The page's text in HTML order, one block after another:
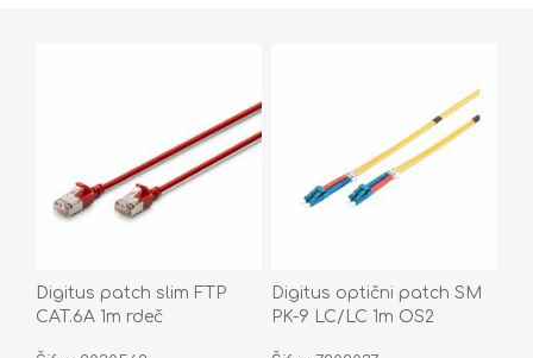
Digitus patch slim FTP
CAT.6A 1m rdeč
Digitus optični patch SM
PK-9 LC/LC 1m OS2